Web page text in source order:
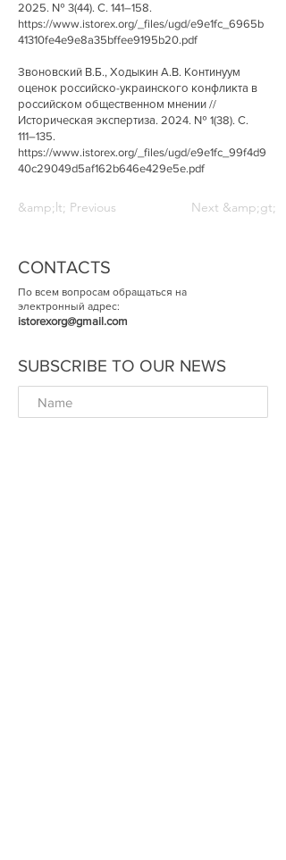
2025. № 3(44). С. 141–158.
https://www.istorex.org/_files/ugd/e9e1fc_6965b
41310fe4e9e8a35bffee9195b20.pdf
Звоновский В.Б., Ходыкин А.В. Континуум
оценок российско-украинского конфликта в
российском общественном мнении //
Историческая экспертиза. 2024. № 1(38). С.
111–135.
https://www.istorex.org/_files/ugd/e9e1fc_99f4d9
40c29049d5af162b646e429e5e.pdf
&amp;lt; Previous Next &amp;gt;
CONTACTS
По всем вопросам обращаться на
электронный адрес:
istorexorg@gmail.com
SUBSCRIBE TO OUR NEWS